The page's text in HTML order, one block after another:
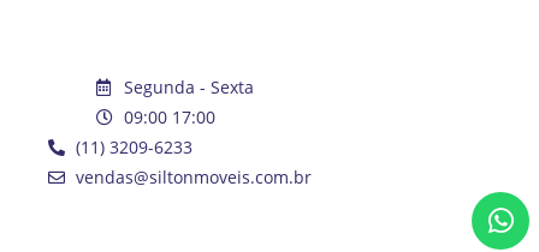
Segunda - Sexta
09:00 17:00
(11) 3209-6233
vendas@siltonmoveis.com.br